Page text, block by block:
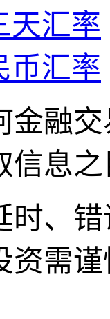
天汇率
币汇率
金融
信息
时、
资需